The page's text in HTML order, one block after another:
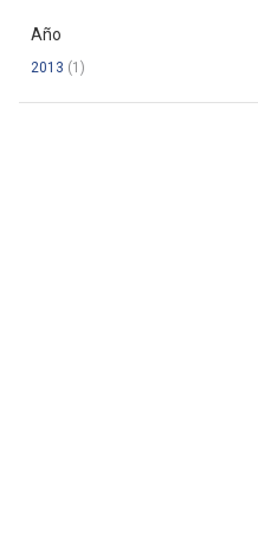
Año
2013 (1)